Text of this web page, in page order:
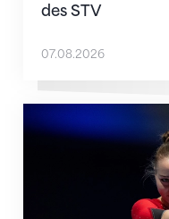
des STV
07.08.2026